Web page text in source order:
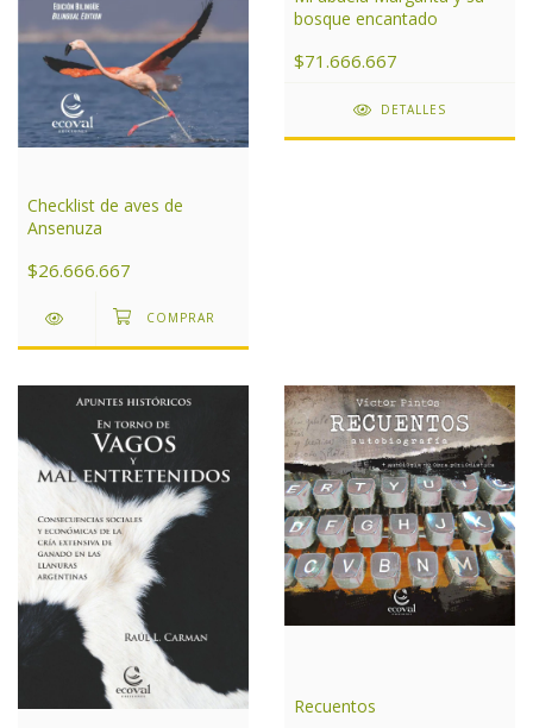
Checklist de aves de
Ansenuza
$26.666.667
bosque encantado
$71.666.667
DETALLES
Recuentos